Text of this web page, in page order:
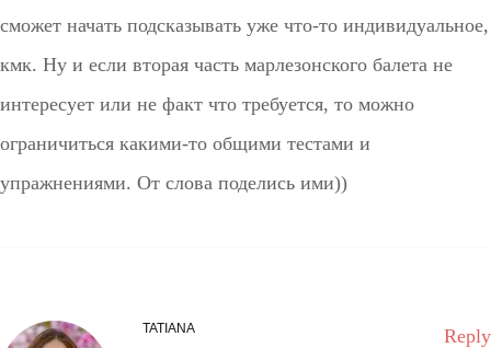
сможет начать подсказывать уже что-то индивидуальное,
кмк. Ну и если вторая часть марлезонского балета не
интересует или не факт что требуется, то можно
ограничиться какими-то общими тестами и
упражнениями. От слова поделись ими))
TATIANA Reply